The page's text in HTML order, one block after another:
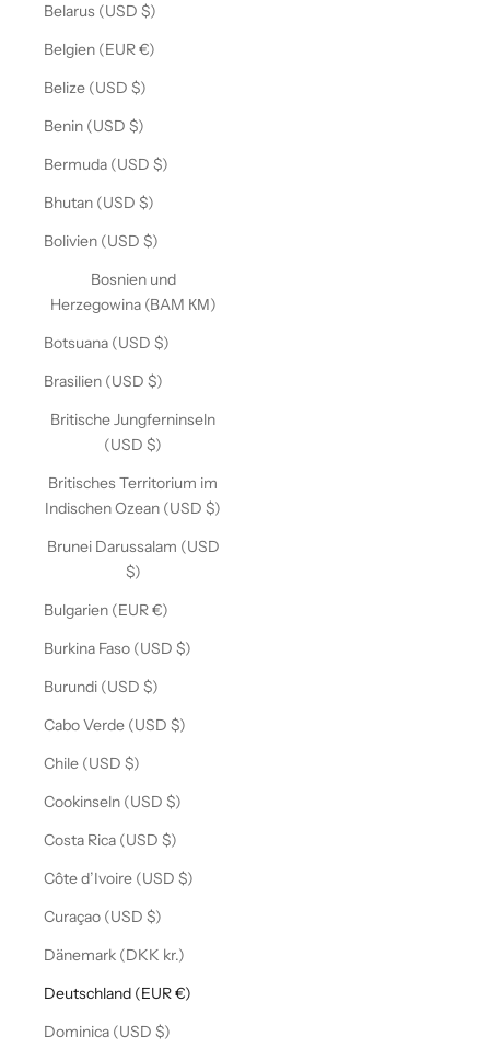
Belarus (USD $)
Belgien (EUR €)
Belize (USD $)
Benin (USD $)
Bermuda (USD $)
Bhutan (USD $)
Bolivien (USD $)
Bosnien und
Herzegowina (BAM КМ)
Botsuana (USD $)
Brasilien (USD $)
Britische Jungferninseln
(USD $)
Britisches Territorium im
Indischen Ozean (USD $)
Brunei Darussalam (USD
$)
Bulgarien (EUR €)
Burkina Faso (USD $)
Burundi (USD $)
Cabo Verde (USD $)
Chile (USD $)
Cookinseln (USD $)
Costa Rica (USD $)
Côte d’Ivoire (USD $)
Curaçao (USD $)
Dänemark (DKK kr.)
Deutschland (EUR €)
Dominica (USD $)